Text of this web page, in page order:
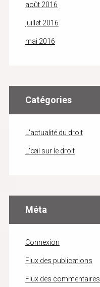
août 2016
juillet 2016
mai 2016
Catégories
L'actualité du droit
L'œil sur le droit
Méta
Connexion
Flux des publications
Flux des commentaires